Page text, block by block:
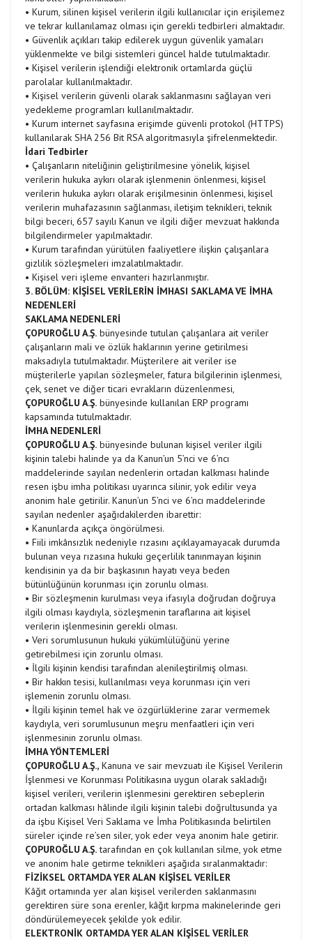
• Kurum, silinen kişisel verilerin ilgili kullanıcılar için erişilemez
ve tekrar kullanılamaz olması için gerekli tedbirleri almaktadır.
• Güvenlik açıkları takip edilerek uygun güvenlik yamaları
yüklenmekte ve bilgi sistemleri güncel halde tutulmaktadır.
• Kişisel verilerin işlendiği elektronik ortamlarda güçlü
parolalar kullanılmaktadır.
• Kişisel verilerin güvenli olarak saklanmasını sağlayan veri
yedekleme programları kullanılmaktadır.
• Kurum internet sayfasına erişimde güvenli protokol (HTTPS)
kullanılarak SHA 256 Bit RSA algoritmasıyla şifrelenmektedir.
İdari Tedbirler
• Çalışanların niteliğinin geliştirilmesine yönelik, kişisel
verilerin hukuka aykırı olarak işlenmenin önlenmesi, kişisel
verilerin hukuka aykırı olarak erişilmesinin önlenmesi, kişisel
verilerin muhafazasının sağlanması, iletişim teknikleri, teknik
bilgi beceri, 657 sayılı Kanun ve ilgili diğer mevzuat hakkında
bilgilendirmeler yapılmaktadır.
• Kurum tarafından yürütülen faaliyetlere ilişkin çalışanlara
gizlilik sözleşmeleri imzalatılmaktadır.
• Kişisel veri işleme envanteri hazırlanmıştır.
3. BÖLÜM: KİŞİSEL VERİLERİN İMHASI SAKLAMA VE İMHA
NEDENLERİ
SAKLAMA NEDENLERİ
ÇOPUROĞLU A.Ş. bünyesinde tutulan çalışanlara ait veriler
çalışanların mali ve özlük haklarının yerine getirilmesi
maksadıyla tutulmaktadır. Müşterilere ait veriler ise
müşterilerle yapılan sözleşmeler, fatura bilgilerinin işlenmesi,
çek, senet ve diğer ticari evrakların düzenlenmesi,
ÇOPUROĞLU A.Ş. bünyesinde kullanılan ERP programı
kapsamında tutulmaktadır.
İMHA NEDENLERİ
ÇOPUROĞLU A.Ş. bünyesinde bulunan kişisel veriler ilgili
kişinin talebi halinde ya da Kanun’un 5’nci ve 6’ncı
maddelerinde sayılan nedenlerin ortadan kalkması halinde
resen işbu imha politikası uyarınca silinir, yok edilir veya
anonim hale getirilir. Kanun’un 5’nci ve 6’ncı maddelerinde
sayılan nedenler aşağıdakilerden ibarettir:
• Kanunlarda açıkça öngörülmesi.
• Fiili imkânsızlık nedeniyle rızasını açıklayamayacak durumda
bulunan veya rızasına hukuki geçerlilik tanınmayan kişinin
kendisinin ya da bir başkasının hayatı veya beden
bütünlüğünün korunması için zorunlu olması.
• Bir sözleşmenin kurulması veya ifasıyla doğrudan doğruya
ilgili olması kaydıyla, sözleşmenin taraflarına ait kişisel
verilerin işlenmesinin gerekli olması.
• Veri sorumlusunun hukuki yükümlülüğünü yerine
getirebilmesi için zorunlu olması.
• İlgili kişinin kendisi tarafından alenileştirilmiş olması.
• Bir hakkın tesisi, kullanılması veya korunması için veri
işlemenin zorunlu olması.
• İlgili kişinin temel hak ve özgürlüklerine zarar vermemek
kaydıyla, veri sorumlusunun meşru menfaatleri için veri
işlenmesinin zorunlu olması.
İMHA YÖNTEMLERİ
ÇOPUROĞLU A.Ş., Kanuna ve sair mevzuatı ile Kişisel Verilerin
İşlenmesi ve Korunması Politikasına uygun olarak sakladığı
kişisel verileri, verilerin işlenmesini gerektiren sebeplerin
ortadan kalkması hâlinde ilgili kişinin talebi doğrultusunda ya
da işbu Kişisel Veri Saklama ve İmha Politikasında belirtilen
süreler içinde re’sen siler, yok eder veya anonim hale getirir.
ÇOPUROĞLU A.Ş.tarafından en çok kullanılan silme, yok etme
ve anonim hale getirme teknikleri aşağıda sıralanmaktadır:
FİZİKSEL ORTAMDA YER ALAN KİŞİSEL VERİLER
Kâğıt ortamında yer alan kişisel verilerden saklanmasını
gerektiren süre sona erenler, kâğıt kırpma makinelerinde geri
döndürülemeyecek şekilde yok edilir.
ELEKTRONİK ORTAMDA YER ALAN KİŞİSEL VERİLER